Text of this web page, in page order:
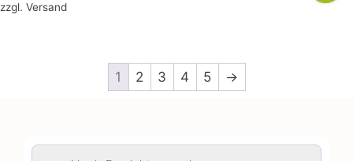
zzgl. Versand
1 2 3 4 5 →
Products